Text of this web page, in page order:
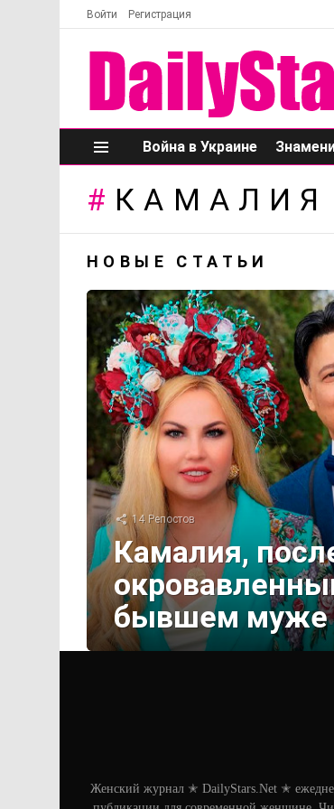
Войти Регистрация
Меню
Война в Украине
НОВЫЕ СТАТЬИ
14 Репостов
Камалия,
бывшем муже
Женский журнал ✭ DailyStars.Net ✭